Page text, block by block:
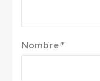
Nombre *